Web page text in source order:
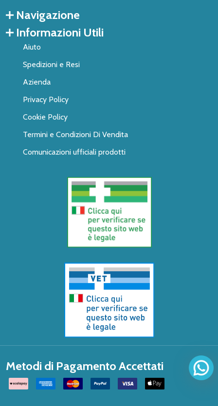
Navigazione
Informazioni Utili
Aiuto
Spedizioni e Resi
Azienda
Privacy Policy
Cookie Policy
Termini e Condizioni Di Vendita
Comunicazioni ufficiali prodotti
Metodi di Pagamento Accettati